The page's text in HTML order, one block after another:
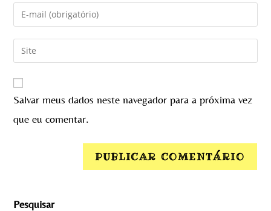
Salvar meus dados neste navegador para a próxima vez
que eu comentar.
Pesquisar